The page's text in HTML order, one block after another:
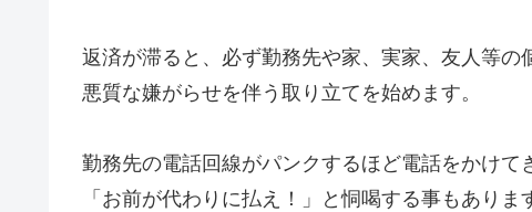
返済が滞ると、必ず勤務先や家、実家、友人等の
悪質な嫌がらせを伴う取り立てを始めます。
勤務先の電話回線がパンクするほど電話をかけて
「お前が代わりに払え！」と恫喝する事もありま